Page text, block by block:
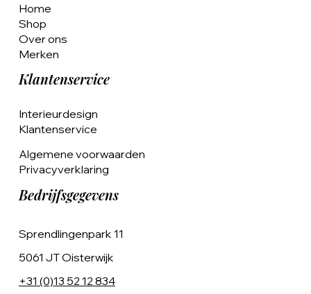
Home
Shop
Over ons
Merken
Klantenservice
Interieurdesign
Klantenservice
Algemene voorwaarden
Privacyverklaring
Bedrijfsgegevens
Sprendlingenpark 11
5061 JT Oisterwijk
+31 (0)13 52 12 834